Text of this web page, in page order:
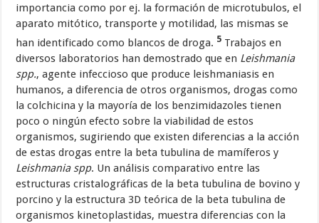
importancia como por ej. la formación de microtubulos, el
aparato mitótico, transporte y motilidad, las mismas se
han identificado como blancos de droga. 5 Trabajos en
diversos laboratorios han demostrado que en Leishmania
spp., agente infeccioso que produce leishmaniasis en
humanos, a diferencia de otros organismos, drogas como
la colchicina y la mayoría de los benzimidazoles tienen
poco o ningún efecto sobre la viabilidad de estos
organismos, sugiriendo que existen diferencias a la acción
de estas drogas entre la beta tubulina de mamíferos y
Leishmania spp. Un análisis comparativo entre las
estructuras cristalográficas de la beta tubulina de bovino y
porcino y la estructura 3D teórica de la beta tubulina de
organismos kinetoplastidas, muestra diferencias con la